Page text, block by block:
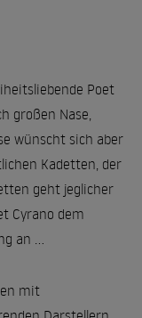
Poet
großen Nase,
wünscht sich aber
Kadetten, der
geht jeglicher
Cyrano dem
an ...
mit